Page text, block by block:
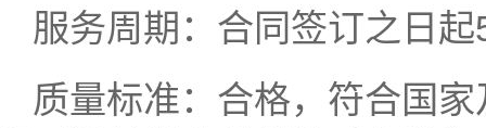
服务周期：合同签订之日
质量标准：合格，符合国